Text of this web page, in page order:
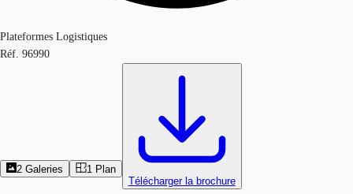
Plateformes Logistiques
Réf. 96990
2 Galeries 1 Plan
Télécharger la brochure